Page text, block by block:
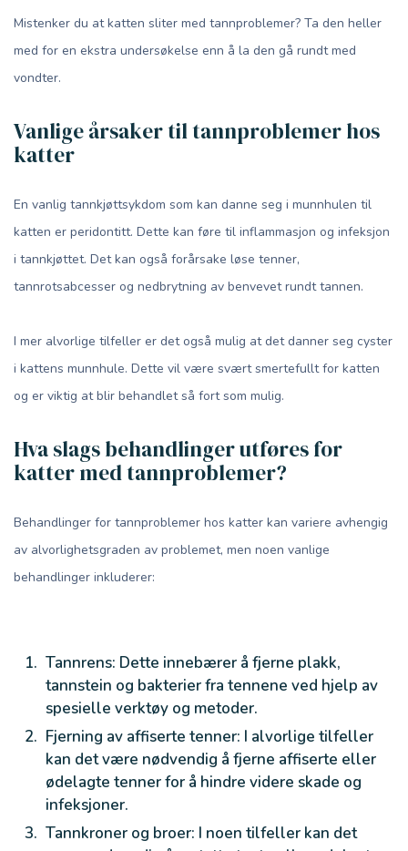
Mistenker du at katten sliter med tannproblemer? Ta den heller
med for en ekstra undersøkelse enn å la den gå rundt med
vondter.
Vanlige årsaker til tannproblemer hos
katter
En vanlig tannkjøttsykdom som kan danne seg i munnhulen til
katten er peridontitt. Dette kan føre til inflammasjon og infeksjon
i tannkjøttet. Det kan også forårsake løse tenner,
tannrotsabcesser og nedbrytning av benvevet rundt tannen.
I mer alvorlige tilfeller er det også mulig at det danner seg cyster
i kattens munnhule. Dette vil være svært smertefullt for katten
og er viktig at blir behandlet så fort som mulig.
Hva slags behandlinger utføres for
katter med tannproblemer?
Behandlinger for tannproblemer hos katter kan variere avhengig
av alvorlighetsgraden av problemet, men noen vanlige
behandlinger inkluderer:
Tannrens: Dette innebærer å fjerne plakk,
tannstein og bakterier fra tennene ved hjelp av
spesielle verktøy og metoder.
Fjerning av affiserte tenner: I alvorlige tilfeller
kan det være nødvendig å fjerne affiserte eller
ødelagte tenner for å hindre videre skade og
infeksjoner.
Tannkroner og broer: I noen tilfeller kan det